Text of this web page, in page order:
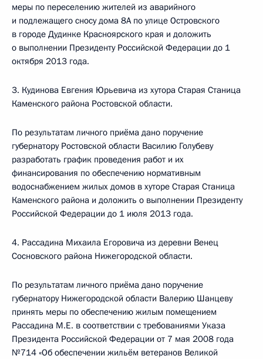
меры по переселению жителей из аварийного
и подлежащего сносу дома 8А по улице Островского
в городе Дудинке Красноярского края и доложить
о выполнении Президенту Российской Федерации до 1
октября 2013 года.
3. Кудинова Евгения Юрьевича из хутора Старая Станица
Каменского района Ростовской области.
По результатам личного приёма дано поручение
губернатору Ростовской области Василию Голубеву
разработать график проведения работ и их
финансирования по обеспечению нормативным
водоснабжением жилых домов в хуторе Старая Станица
Каменского района и доложить о выполнении Президенту
Российской Федерации до 1 июля 2013 года.
4. Рассадина Михаила Егоровича из деревни Венец
Сосновского района Нижегородской области.
По результатам личного приёма дано поручение
губернатору Нижегородской области Валерию Шанцеву
принять меры по обеспечению жилым помещением
Рассадина М.Е. в соответствии с требованиями Указа
Президента Российской Федерации от 7 мая 2008 года
№714 «Об обеспечении жильём ветеранов Великой